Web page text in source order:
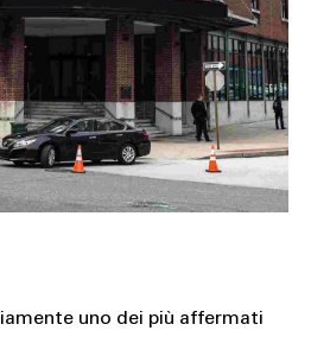
uno dei più affermati